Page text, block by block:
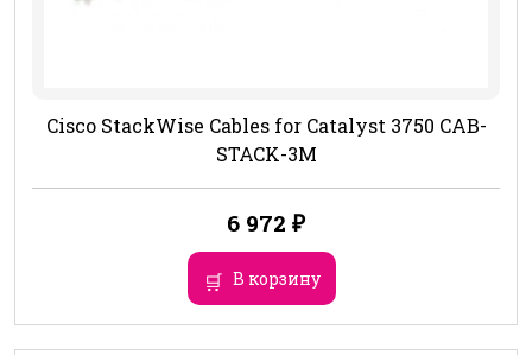
Cisco StackWise Cables for Catalyst 3750 CAB-
STACK-3M
6 972 ₽
В корзину